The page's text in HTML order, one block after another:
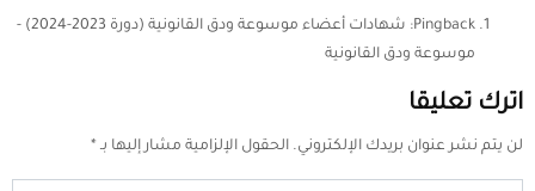
Pingback:
شهادات أعضاء موسوعة ودق القانونية (دورة 2023-2024) -
موسوعة ودق القانونية
اترك تعليقا
لن يتم نشر عنوان بريدك الإلكتروني. الحقول الإلزامية مشار إليها بـ *